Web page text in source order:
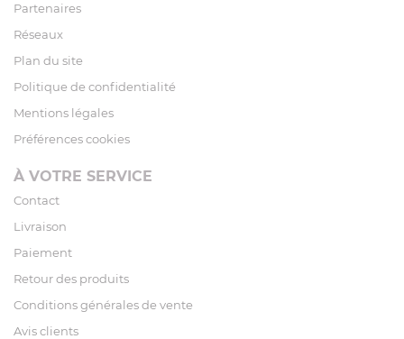
Partenaires
Réseaux
Plan du site
Politique de confidentialité
Mentions légales
Préférences cookies
À VOTRE SERVICE
Contact
Livraison
Paiement
Retour des produits
Conditions générales de vente
Avis clients